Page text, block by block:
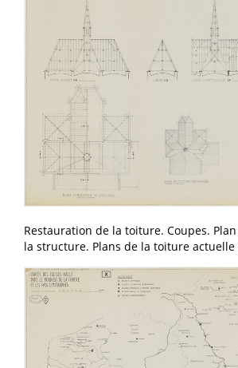
Restauration de la toiture. Coupes.
la structure. Plans de la toiture actuelle